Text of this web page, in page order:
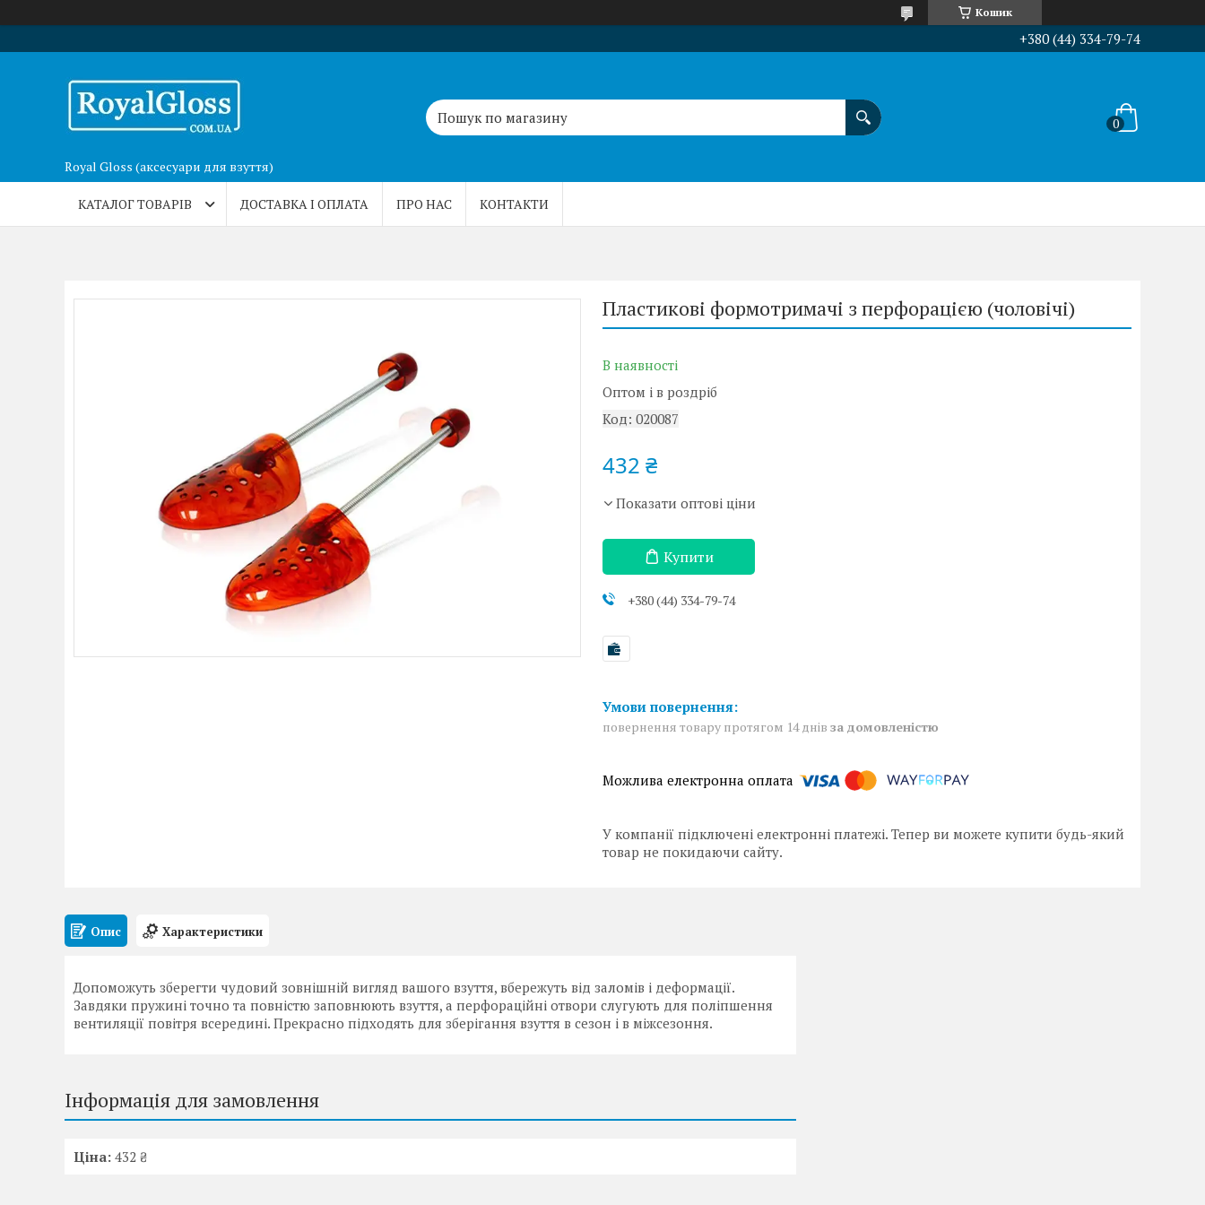
Кошик
+380 (44) 334-79-74
Royal Gloss (аксесуари для взуття)
КАТАЛОГ ТОВАРІВ ДОСТАВКА І ОПЛАТА ПРО НАС КОНТАКТИ
Пластикові формотримачі з перфорацією (чоловічі)
В наявності
Оптом і в роздріб
Код: 020087
432 ₴
Показати оптові ціни
Купити
+380 (44) 334-79-74
повернення товару протягом 14 днів за домовленістю
У компанії підключені електронні платежі. Тепер ви можете купити будь-який
товар не покидаючи сайту.
Опис Характеристики
Допоможуть зберегти чудовий зовнішній вигляд вашого взуття, вбережуть від заломів і деформації.
Завдяки пружині точно та повністю заповнюють взуття, а перфораційні отвори слугують для поліпшення
вентиляції повітря всередині. Прекрасно підходять для зберігання взуття в сезон і в міжсезоння.
Інформація для замовлення
Ціна: 432 ₴